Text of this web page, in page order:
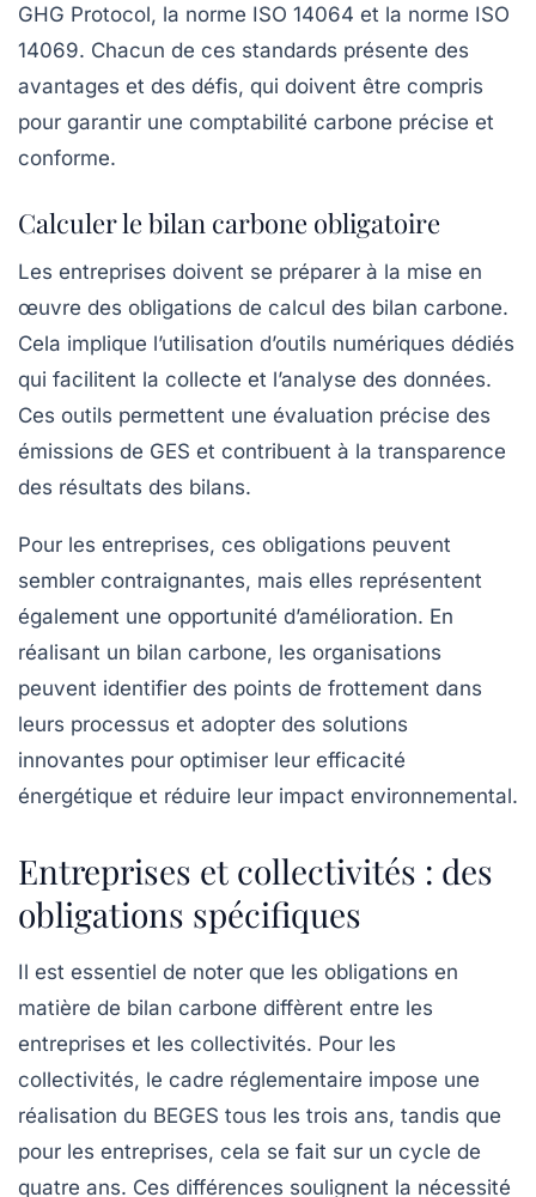
GHG Protocol, la norme ISO 14064 et la norme ISO
14069. Chacun de ces standards présente des
avantages et des défis, qui doivent être compris
pour garantir une comptabilité carbone précise et
conforme.
Calculer le bilan carbone obligatoire
Les entreprises doivent se préparer à la mise en
œuvre des obligations de calcul des bilan carbone.
Cela implique l’utilisation d’outils numériques dédiés
qui facilitent la collecte et l’analyse des données.
Ces outils permettent une évaluation précise des
émissions de GES et contribuent à la transparence
des résultats des bilans.
Pour les entreprises, ces obligations peuvent
sembler contraignantes, mais elles représentent
également une opportunité d’amélioration. En
réalisant un bilan carbone, les organisations
peuvent identifier des points de frottement dans
leurs processus et adopter des solutions
innovantes pour optimiser leur efficacité
énergétique et réduire leur impact environnemental.
Entreprises et collectivités : des
obligations spécifiques
Il est essentiel de noter que les obligations en
matière de bilan carbone diffèrent entre les
entreprises et les collectivités. Pour les
collectivités, le cadre réglementaire impose une
réalisation du BEGES tous les trois ans, tandis que
pour les entreprises, cela se fait sur un cycle de
quatre ans. Ces différences soulignent la nécessité